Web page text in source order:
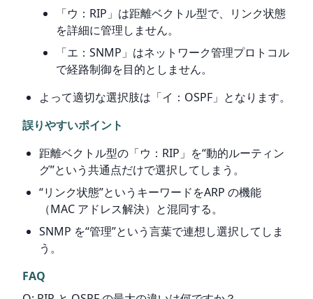
「ウ：RIP」は距離ベクトル型で、リンク状態
を詳細に管理しません。
「エ：SNMP」はネットワーク管理プロトコル
で経路制御を目的としません。
よって適切な選択肢は「イ：OSPF」となります。
誤りやすいポイント
距離ベクトル型の「ウ：RIP」を“動的ルーティン
グ”という共通点だけで選択してしまう。
“リンク状態”というキーワードをARP の機能
（MAC アドレス解決）と混同する。
SNMP を“管理”という言葉で連想し選択してしま
う。
FAQ